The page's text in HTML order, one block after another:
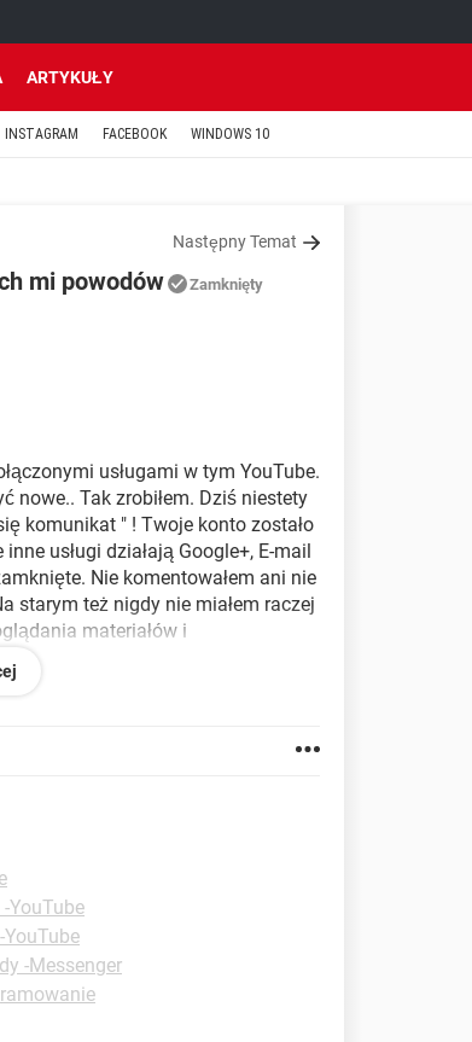
ARTYKUŁY
INSTAGRAM FACEBOOK WINDOWS 10
Następny Temat
mi powodów Zamknięty
usługami w tym YouTube.
nowe.. Tak zrobiłem. Dziś niestety
komunikat " ! Twoje konto zostało
usługi działają Google+, E-mail
Nie komentowałem ani nie
starym też nigdy nie miałem raczej
materiałów i
YouTube
-Messenger